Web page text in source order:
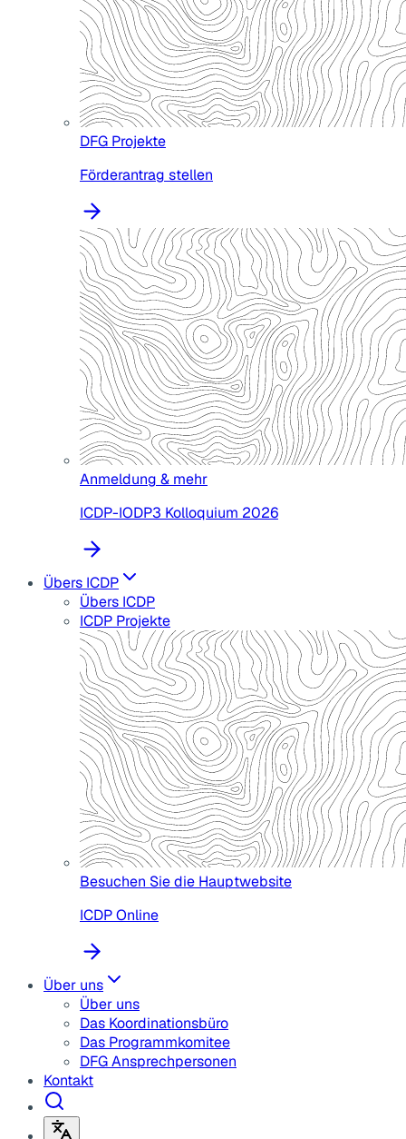
DFG Projekte
Förderantrag stellen
Anmeldung & mehr
ICDP-IODP3 Kolloquium 2026
Übers ICDP
Übers ICDP
ICDP Projekte
Besuchen Sie die Hauptwebsite
ICDP Online
Über uns
Über uns
Das Koordinationsbüro
Das Programmkomitee
DFG Ansprechpersonen
Kontakt